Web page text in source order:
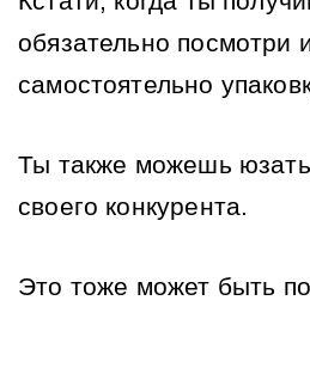
обязательно посмотри
самостоятельно
Ты также можешь
своего конкурента.
Это тоже может быть